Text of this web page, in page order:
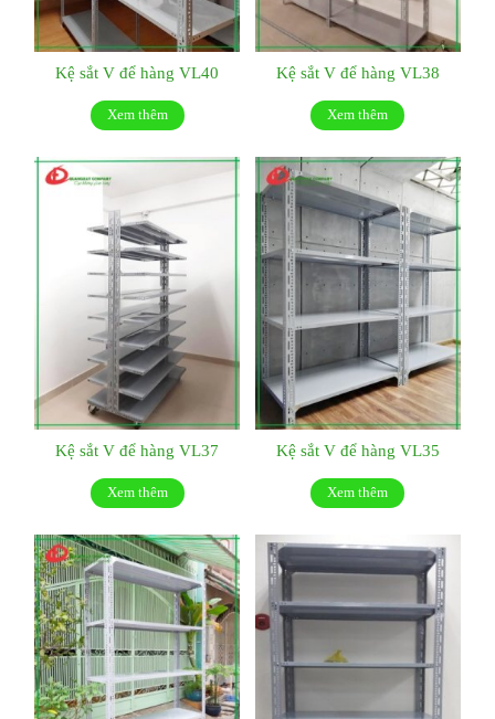
Kệ sắt V để hàng VL40
Xem thêm
Kệ sắt V để hàng VL38
Xem thêm
Kệ sắt V để hàng VL37
Xem thêm
Kệ sắt V để hàng VL35
Xem thêm